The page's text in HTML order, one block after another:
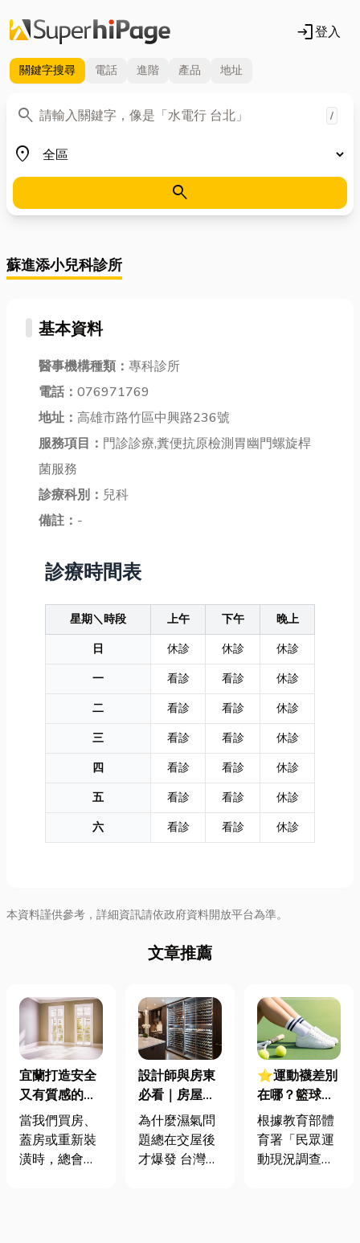
login登入
關鍵字搜尋 電話 進階 產品 地址
search
關鍵字 /
place
地區
search
蘇進添小兒科診所
基本資料
醫事機構種類： 專科診所
電話： 076971769
地址： 高雄市路竹區中興路236號
服務項目： 門診診療,糞便抗原檢測胃幽門螺旋桿
菌服務
診療科別： 兒科
備註： -
診療時間表
星期＼時段 上午 下午
晚上
日
休診 休診
休診
一
看診 看診
休診
二
看診 看診
休診
三
看診 看診
休診
四
看診 看診
休診
五
看診 看診
休診
六
看診 看診 休診
本資料謹供參考，詳細資訊請依政府資料開放平台為準。
文章推薦
宜蘭打造安全
又有質感的
家，從專業門
窗開始
當我們買房、
蓋房或重新裝
潢時，總會把
設計師與房東
必看｜房屋濕
氣重怎麼辦？
全屋除濕機＋
全熱交換器整
為什麼濕氣問
題總在交屋後
才爆發 台灣氣
⭐運動襪差別
在哪？籃球、
慢跑、排球襪
挑選全攻略，
穿對了運動不
根據教育部體
育署「民眾運
動現況調查」